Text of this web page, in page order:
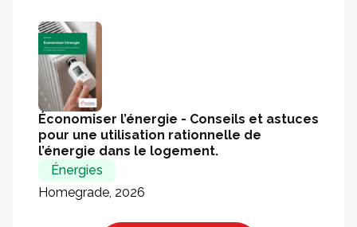
Économiser l’énergie - Conseils et astuces
pour une utilisation rationnelle de
l’énergie dans le logement.
Énergies
Homegrade, 2026